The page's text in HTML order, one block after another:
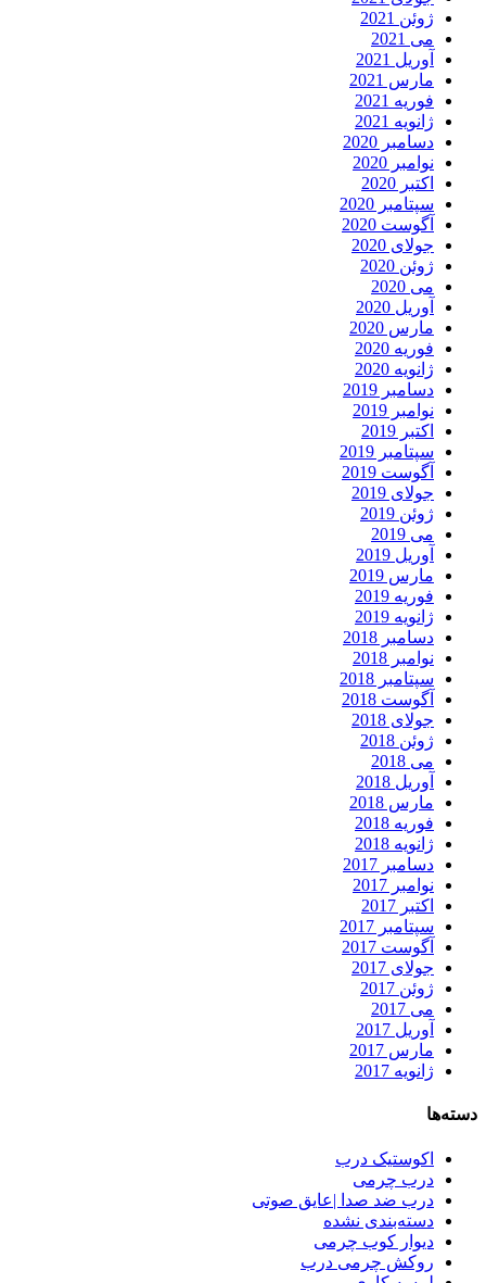
ژوئن 2021
می 2021
آوریل 2021
مارس 2021
فوریه 2021
ژانویه 2021
دسامبر 2020
نوامبر 2020
اکتبر 2020
سپتامبر 2020
آگوست 2020
جولای 2020
ژوئن 2020
می 2020
آوریل 2020
مارس 2020
فوریه 2020
ژانویه 2020
دسامبر 2019
نوامبر 2019
اکتبر 2019
سپتامبر 2019
آگوست 2019
جولای 2019
ژوئن 2019
می 2019
آوریل 2019
مارس 2019
فوریه 2019
ژانویه 2019
دسامبر 2018
نوامبر 2018
سپتامبر 2018
آگوست 2018
جولای 2018
ژوئن 2018
می 2018
آوریل 2018
مارس 2018
فوریه 2018
ژانویه 2018
دسامبر 2017
نوامبر 2017
اکتبر 2017
سپتامبر 2017
آگوست 2017
جولای 2017
ژوئن 2017
می 2017
آوریل 2017
مارس 2017
ژانویه 2017
دسته‌ها
اکوستیک درب
درب چرمی
درب ضد صدا |عایق صوتی
دسته‌بندی نشده
دیوار کوب چرمی
روکش چرمی درب